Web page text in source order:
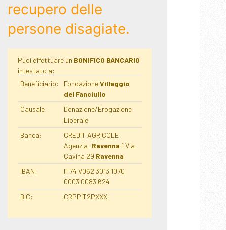
recupero delle
persone disagiate.
Puoi effettuare un BONIFICO BANCARIO
intestato a:
Beneficiario:
FondazioneVillaggio
del Fanciullo
Causale:
Donazione/Erogazione
Liberale
Banca:
CREDIT AGRICOLE
Agenzia: Ravenna 1 Via
Cavina 29 Ravenna
IBAN:
IT74 V062 3013 1070
0003 0083 624
BIC:
CRPPIT2PXXX